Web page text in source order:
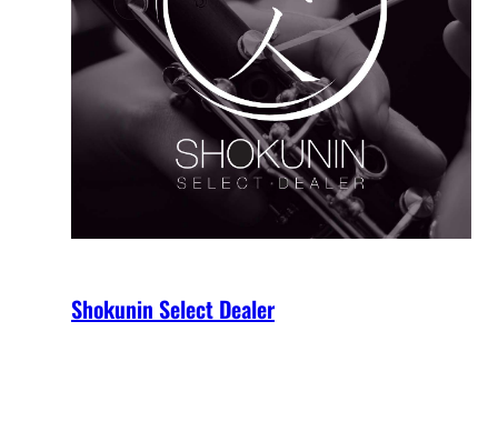
Shokunin Select Dealer